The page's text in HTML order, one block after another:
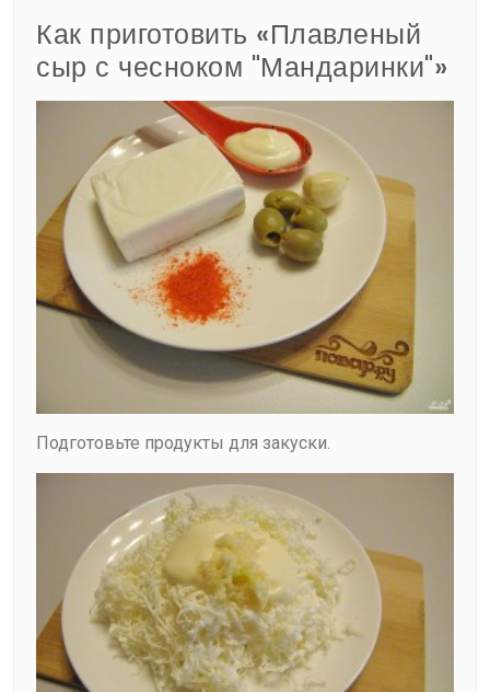
Как приготовить «Плавленый
сыр с чесноком "Мандаринки"»
Подготовьте продукты для закуски.